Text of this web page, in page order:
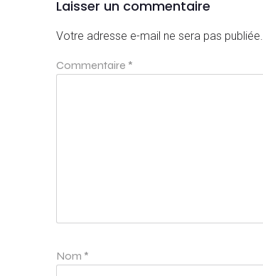
Laisser un commentaire
Votre adresse e-mail ne sera pas publiée.
Commentaire *
Nom *